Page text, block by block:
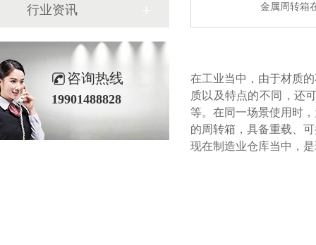
金属周转箱
在工业当中，由于材质
质以及特点的不同，还
等。在同一场景使用时
的周转箱，具备重载
现在制造业仓库当中，
行业资讯
咨询热线
19901488828